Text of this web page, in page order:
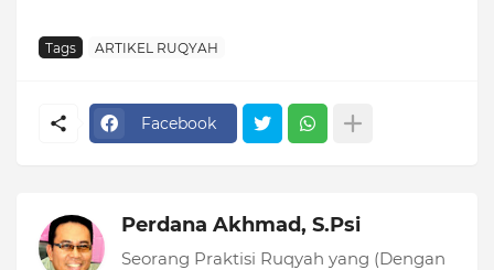
Tags ARTIKEL RUQYAH
Facebook
Perdana Akhmad, S.Psi
Seorang Praktisi Ruqyah yang (Dengan